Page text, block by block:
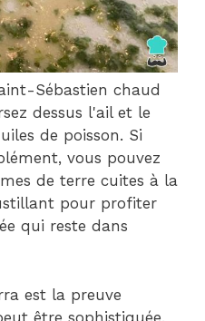
Sébastien chaud
dessus l'ail et le
de poisson. Si
vous pouvez
de terre cuites à la
pour profiter
qui reste dans
est la preuve
être sophistiquée.